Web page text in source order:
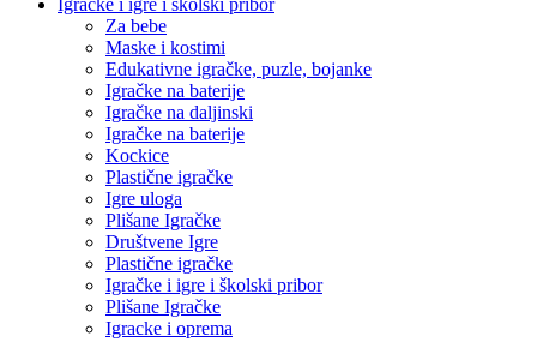
Za bebe
Maske i kostimi
Edukativne igračke, puzle, bojanke
Igračke na baterije
Igračke na daljinski
Igračke na baterije
Kockice
Plastične igračke
Igre uloga
Plišane Igračke
Društvene Igre
Plastične igračke
Igračke i igre i školski pribor
Plišane Igračke
Igracke i oprema